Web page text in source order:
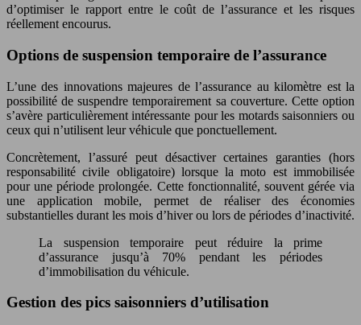
d’optimiser le rapport entre le coût de l’assurance et les risques
réellement encourus.
Options de suspension temporaire de l’assurance
L’une des innovations majeures de l’assurance au kilomètre est la
possibilité de suspendre temporairement sa couverture. Cette option
s’avère particulièrement intéressante pour les motards saisonniers ou
ceux qui n’utilisent leur véhicule que ponctuellement.
Concrètement, l’assuré peut désactiver certaines garanties (hors
responsabilité civile obligatoire) lorsque la moto est immobilisée
pour une période prolongée. Cette fonctionnalité, souvent gérée via
une application mobile, permet de réaliser des économies
substantielles durant les mois d’hiver ou lors de périodes d’inactivité.
La suspension temporaire peut réduire la prime
d’assurance jusqu’à 70% pendant les périodes
d’immobilisation du véhicule.
Gestion des pics saisonniers d’utilisation